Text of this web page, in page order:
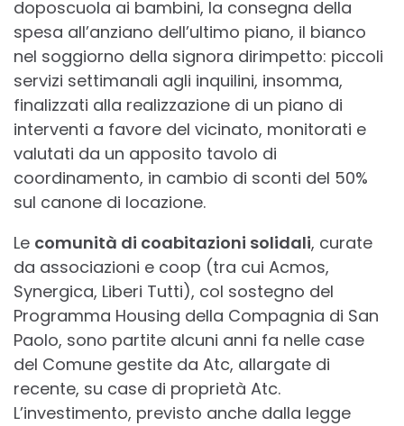
doposcuola ai bambini, la consegna della
spesa all’anziano dell’ultimo piano, il bianco
nel soggiorno della signora dirimpetto: piccoli
servizi settimanali agli inquilini, insomma,
finalizzati alla realizzazione di un piano di
interventi a favore del vicinato, monitorati e
valutati da un apposito tavolo di
coordinamento, in cambio di sconti del 50%
sul canone di locazione.
Le comunità di coabitazioni solidali, curate
da associazioni e coop (tra cui Acmos,
Synergica, Liberi Tutti), col sostegno del
Programma Housing della Compagnia di San
Paolo, sono partite alcuni anni fa nelle case
del Comune gestite da Atc, allargate di
recente, su case di proprietà Atc.
L’investimento, previsto anche dalla legge